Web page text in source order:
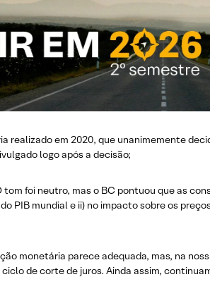
em 2020, que unanimemente
logo após a decisão;
foi neutro, mas o BC pontuou que as
PIB mundial e ii) no impacto sobre os
monetária parece adequada, mas, na
de corte de juros. Ainda assim,